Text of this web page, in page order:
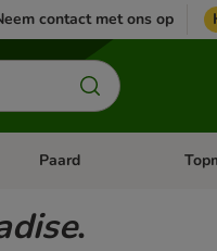
contact met ons op
Vis
Open categorie menu: Vogel
Paard Open
.